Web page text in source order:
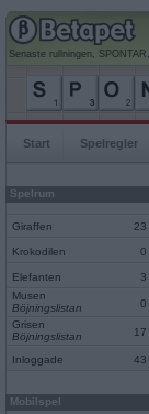
Senaste rullningen,
Start Spelregler
Spelrum
Giraffen 23
Krokodilen 0
Elefanten
3
Musen
Böjningslistan
0
Grisen
Böjningslistan
17
Inloggade 43
Mobilspel